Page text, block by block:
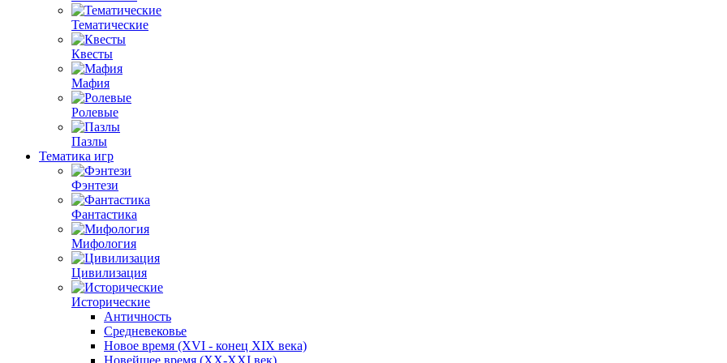
Тематические
Квесты
Мафия
Ролевые
Пазлы
Тематика игр
Фэнтези
Фантастика
Мифология
Цивилизация
Исторические
Античность
Средневековье
Новое время (XVI - конец XIX века)
Новейшее время (XX-XXI век)